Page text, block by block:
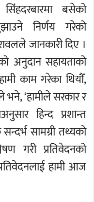
बसेको
निर्णय गरेको
जानकारी दिए ।
अनुदान सहायताको
काम गरेका थियौँ,
भने, ‘हामीले सरकार र
हिन्द प्रशान्त
सामग्री तथ्यको
गरी प्रतिवेदनको
हामी आज